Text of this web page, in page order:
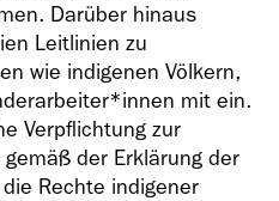
Darüber hinaus
Leitlinien zu
wie indigenen Völkern,
mit ein.
Verpflichtung zur
der Erklärung der
Rechte indigener